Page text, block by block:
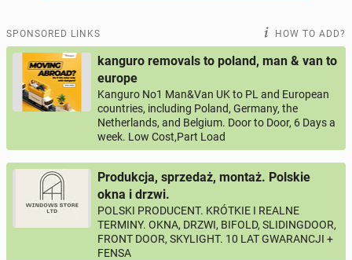
BUY & SELL
PERSONALS 115online ads
SPONSORED LINKS HOW TO ADD?
kanguro removals to poland, man & van to
europe
Kanguro No1 Man&Van UK to PL and European
countries, including Poland, Germany, the
Netherlands, and Belgium. Door to Door, 6 Days a
week. Low Cost,Part Load
Produkcja, sprzedaż, montaż. Polskie
okna i drzwi.
POLSKI PRODUCENT. KRÓTKIE I REALNE
TERMINY. OKNA, DRZWI, BIFOLD, SLIDINGDOOR,
FRONT DOOR, SKYLIGHT. 10 LAT GWARANCJI +
FENSA